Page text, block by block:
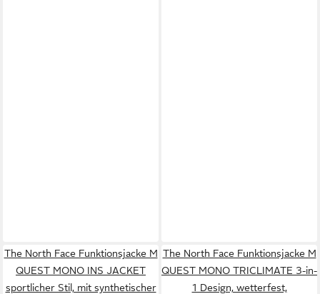
The North Face Funktionsjacke M
QUEST MONO INS JACKET
sportlicher Stil, mit synthetischer
The North Face Funktionsjacke M
QUEST MONO TRICLIMATE 3-in-
1 Design, wetterfest,